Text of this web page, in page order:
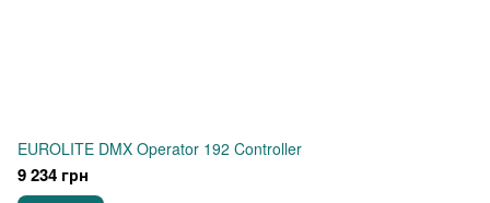
EUROLITE DMX Operator 192 Controller
9 234 грн